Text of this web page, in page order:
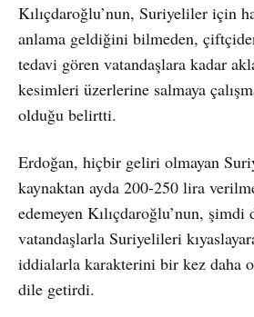
Kılıçdaroğlu’nun, Suriyeliler için
anlama geldiğini bilmeden,
tedavi gören vatandaşlara kadar
kesimleri üzerlerine salmaya
olduğu belirtti.
Erdoğan, hiçbir geliri olmayan
kaynaktan ayda 200-250 lira
edemeyen Kılıçdaroğlu’nun, şimdi
vatandaşlarla Suriyelileri
iddialarla karakterini bir kez daha
dile getirdi.